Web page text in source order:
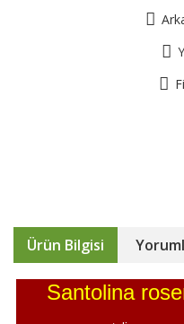
Ürün Bilgisi
Santolina